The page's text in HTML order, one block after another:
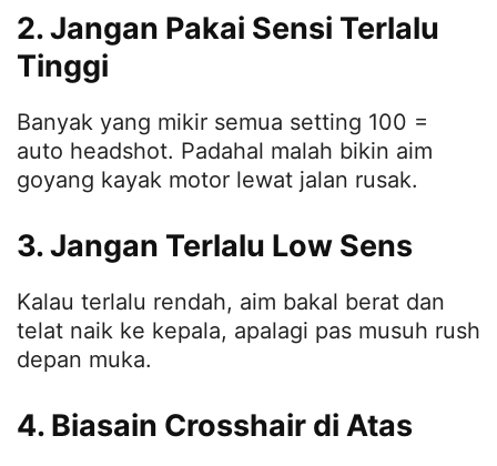
2. Jangan Pakai Sensi Terlalu
Tinggi
Banyak yang mikir semua setting 100 =
auto headshot. Padahal malah bikin aim
goyang kayak motor lewat jalan rusak.
3. Jangan Terlalu Low Sens
Kalau terlalu rendah, aim bakal berat dan
telat naik ke kepala, apalagi pas musuh rush
depan muka.
4. Biasain Crosshair di Atas